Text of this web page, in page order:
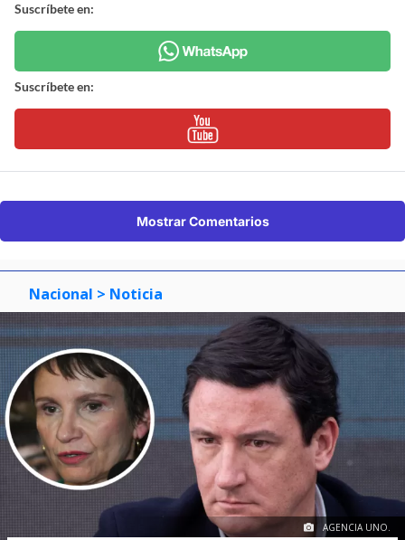
Suscríbete en:
Suscríbete en:
Mostrar Comentarios
Nacional > Noticia
AGENCIA UNO.